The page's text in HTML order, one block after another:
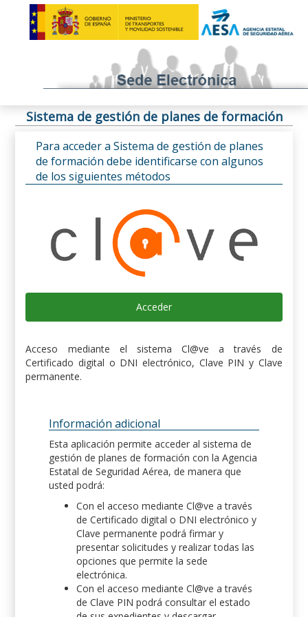
Sistema de gestión de planes de formación
Para acceder a Sistema de gestión de planes
de formación debe identificarse con algunos
de los siguientes métodos
Acceder
Acceso mediante el sistema Cl@ve a través de
Certificado digital o DNI electrónico, Clave PIN y Clave
permanente.
Información adicional
Esta aplicación permite acceder al sistema de
gestión de planes de formación con la Agencia
Estatal de Seguridad Aérea, de manera que
usted podrá:
Con el acceso mediante Cl@ve a través
de Certificado digital o DNI electrónico y
Clave permanente podrá firmar y
presentar solicitudes y realizar todas las
opciones que permite la sede
electrónica.
Con el acceso mediante Cl@ve a través
de Clave PIN podrá consultar el estado